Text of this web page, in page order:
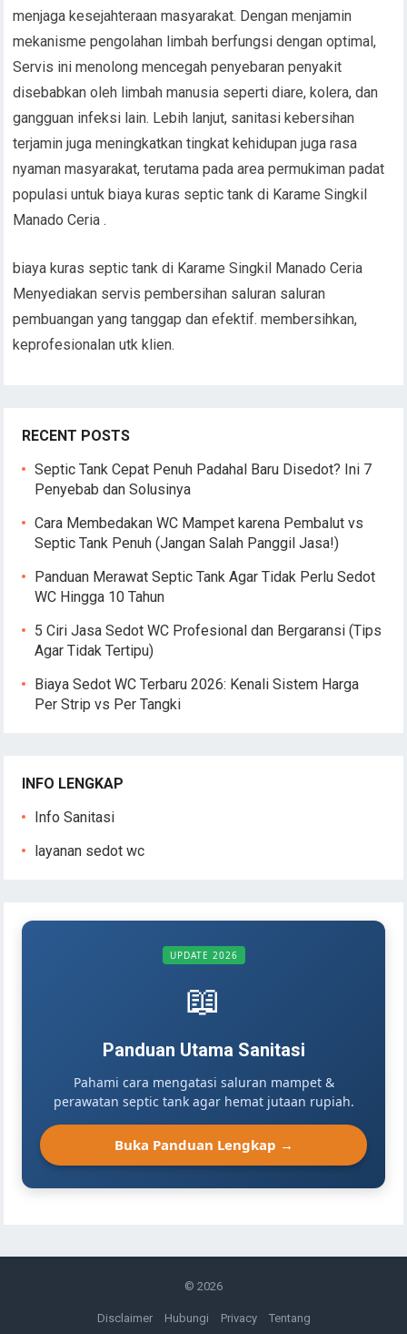
menjaga kesejahteraan masyarakat. Dengan menjamin
mekanisme pengolahan limbah berfungsi dengan optimal,
Servis ini menolong mencegah penyebaran penyakit
disebabkan oleh limbah manusia seperti diare, kolera, dan
gangguan infeksi lain. Lebih lanjut, sanitasi kebersihan
terjamin juga meningkatkan tingkat kehidupan juga rasa
nyaman masyarakat, terutama pada area permukiman padat
populasi untuk biaya kuras septic tank di Karame Singkil
Manado Ceria .
biaya kuras septic tank di Karame Singkil Manado Ceria
Menyediakan servis pembersihan saluran saluran
pembuangan yang tanggap dan efektif. membersihkan,
keprofesionalan utk klien.
RECENT POSTS
Septic Tank Cepat Penuh Padahal Baru Disedot? Ini 7
Penyebab dan Solusinya
Cara Membedakan WC Mampet karena Pembalut vs
Septic Tank Penuh (Jangan Salah Panggil Jasa!)
Panduan Merawat Septic Tank Agar Tidak Perlu Sedot
WC Hingga 10 Tahun
5 Ciri Jasa Sedot WC Profesional dan Bergaransi (Tips
Agar Tidak Tertipu)
Biaya Sedot WC Terbaru 2026: Kenali Sistem Harga
Per Strip vs Per Tangki
INFO LENGKAP
Info Sanitasi
layanan sedot wc
UPDATE 2026
📖
Panduan Utama Sanitasi
Pahami cara mengatasi saluran mampet &
perawatan septic tank agar hemat jutaan rupiah.
Buka Panduan Lengkap →
© 2026
Disclaimer Hubungi Privacy Tentang